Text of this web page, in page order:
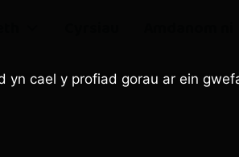
cael y profiad gorau ar ein